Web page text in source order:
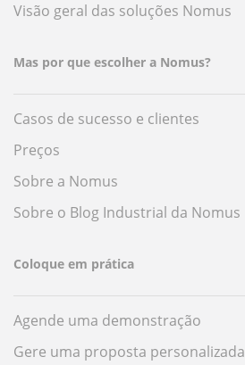
Visão geral das soluções Nomus
Mas por que escolher a Nomus?
Casos de sucesso e clientes
Preços
Sobre a Nomus
Sobre o Blog Industrial da Nomus
Coloque em prática
Agende uma demonstração
Gere uma proposta personalizada